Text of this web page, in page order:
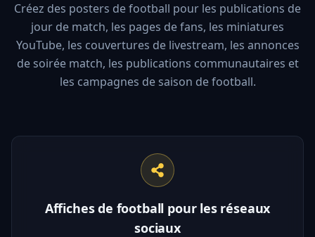
Créez des posters de football pour les publications de
jour de match, les pages de fans, les miniatures
YouTube, les couvertures de livestream, les annonces
de soirée match, les publications communautaires et
les campagnes de saison de football.
Affiches de football pour les réseaux
sociaux